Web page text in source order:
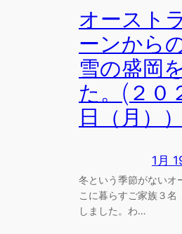
オースト
ーンから
雪の盛岡
た。(２０
日（月）
1月
冬という季節がないオ
こに暮らすご家族３名
しました。わ…